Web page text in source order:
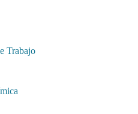
Trabajo